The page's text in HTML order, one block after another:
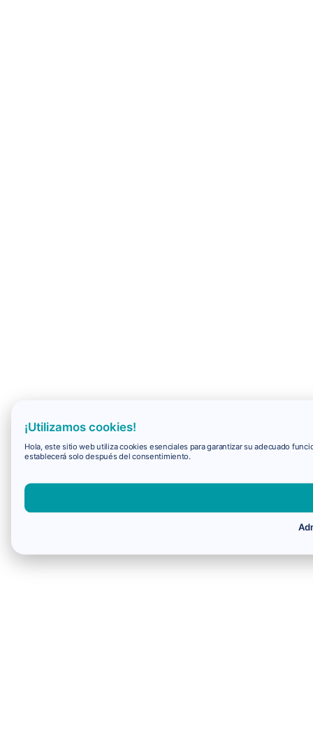
¡Utilizamos cookies!
Hola, este sitio web utiliza cookies esenciales para garantizar su adecuado
establecerá solo después del consentimiento.